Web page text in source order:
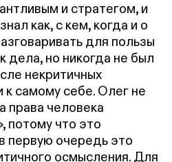
и стратегом, и
как, с кем, когда и о
для пользы
дела, но никогда не был
некритичных
к самому себе. Олег не
права человека
потому что это
первую очередь это
осмысления. Для